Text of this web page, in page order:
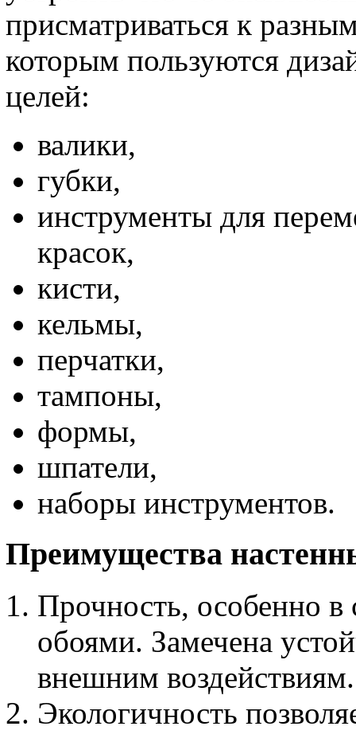
присматриваться к
которым пользуются
целей:
валики,
губки,
инструменты для
красок,
кисти,
кельмы,
перчатки,
тампоны,
формы,
шпатели,
наборы инструментов.
Преимущества
Прочность, особенно
обоями. Замечена
внешним воздействиям.
Экологичность